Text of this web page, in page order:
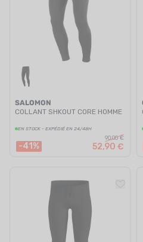
SALOMON
COLLANT SHKOUT CORE HOMME
EN STOCK - EXPÉDIÉ EN 24/48H
-41%
90,00 €
52,90 €